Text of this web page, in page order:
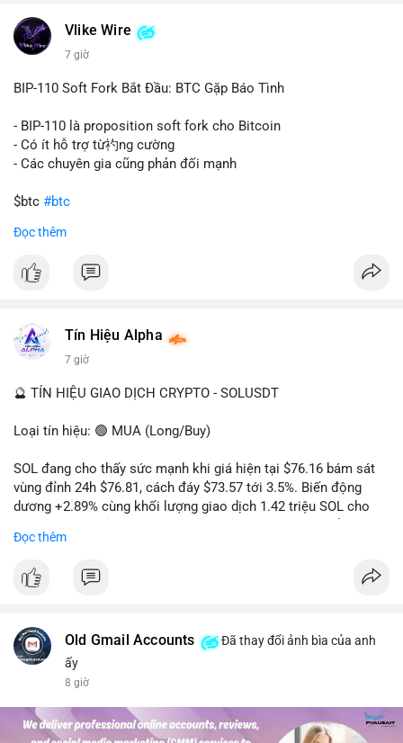
này có thể phản ánh ba kịch bản chính: thứ nhất, cá voi đang
chuẩn bị thanh khoản bằng cách chuyển lên sàn giao dịch, tạo
để nắm giữ dài hạn, thể hiện niềm tin vào xu hướng tăng; thứ
tán rủi ro. Với mức giá 65K, khối lượng này không quá lớn để
gây sốc thanh khoản tức thời, nhưng vẫn đủ sức tạo biến động
tâm lý ngắn hạn nếu hướng đến sàn tập trung.
Lời khuyên cho nhà đầu tư nhỏ lẻ:
hướng đi của dòng tiền. Tránh hành động theo cảm xúc, ưu
rõ ràng về đích đến của số BTC này.
#dongtienlon
Vlike Wire
7 giờ
BIP-110 Soft Fork Bắt Đầu: BTC Gặp Báo Tình
- BIP-110 là proposition soft fork cho Bitcoin
- Có ít hỗ trợ từ礿ng cường
- Các chuyên gia cũng phản đối mạnh
$btc #btc
#vlikevn
📰 Nguồn: CoinDesk
Đọc thêm
Tín Hiệu Alpha
7 giờ
🔮 TÍN HIỆU GIAO DỊCH CRYPTO - SOLUSDT
Loại tín hiệu: 🟢 MUA (Long/Buy)
SOL đang cho thấy sức mạnh khi giá hiện tại $76.16 bám sát
vùng đỉnh 24h $76.81, cách đáy $73.57 tới 3.5%. Biến động
dương +2.89% cùng khối lượng giao dịch 1.42 triệu SOL cho
hoàn toàn nhịp điều chỉnh.
Khuyến nghị giao dịch cụ thể:
- Mục tiêu chốt lời: TP1: 77.50, TP2: 78.80
- Cắt lỗ: 74.90 (dưới vùng hỗ trợ gần nhất)
chốt 50% vị thế tại TP1 và dời stop loss về điểm hòa vốn.
Đọc thêm
Old Gmail Accounts
Đã thay đổi ảnh bìa của anh
ấy
8 giờ